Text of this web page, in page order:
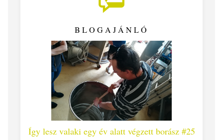
BLOGAJÁNLÓ
Így lesz valaki egy év alatt végzett borász #25